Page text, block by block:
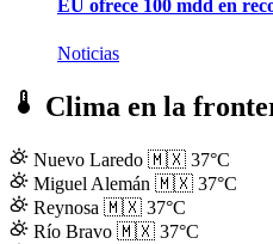
EU ofrece 100 mdd en
Noticias
Clima en la
Nuevo Laredo 🇲🇽 37°C
Miguel Alemán 🇲🇽 37°C
Reynosa 🇲🇽 37°C
Río Bravo 🇲🇽 37°C